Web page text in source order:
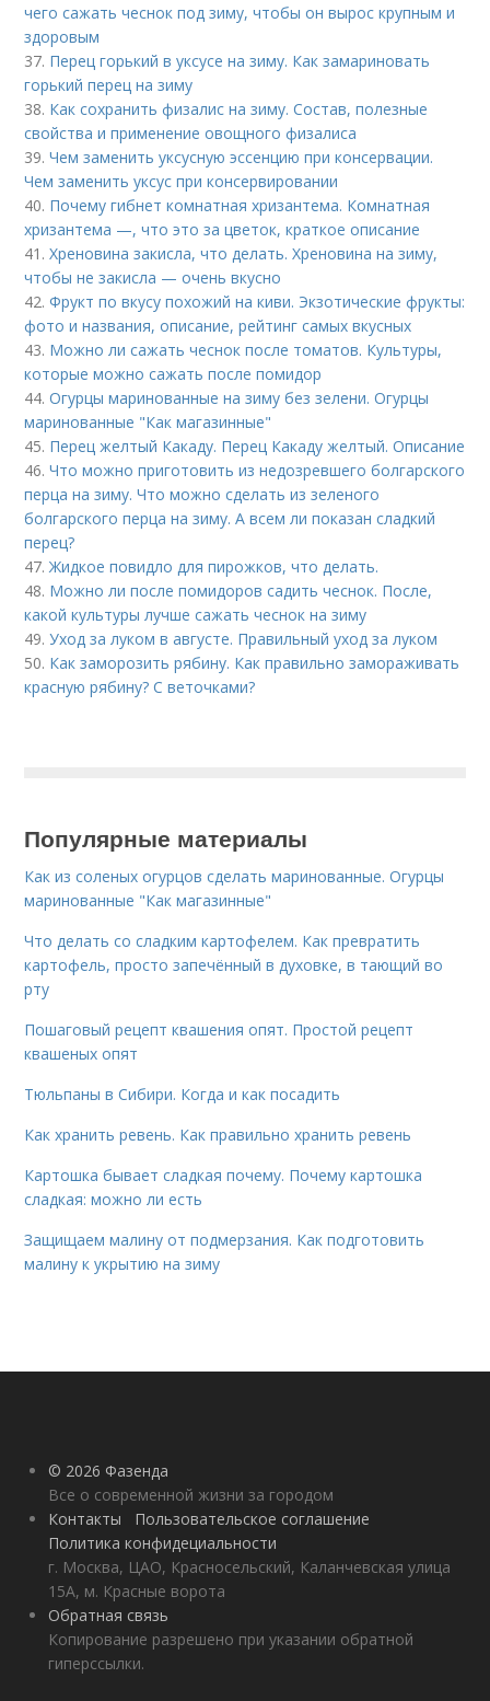
чего сажать чеснок под зиму, чтобы он вырос крупным и
здоровым
37. Перец горький в уксусе на зиму. Как замариновать
горький перец на зиму
38. Как сохранить физалис на зиму. Состав, полезные
свойства и применение овощного физалиса
39.Чем заменить уксусную эссенцию при консервации.
Чем заменить уксус при консервировании
40. Почему гибнет комнатная хризантема. Комнатная
хризантема —, что это за цветок, краткое описание
41.Хреновина закисла, что делать. Хреновина на зиму,
чтобы не закисла — очень вкусно
42.Фрукт по вкусу похожий на киви. Экзотические фрукты:
фото и названия, описание, рейтинг самых вкусных
43. Можно ли сажать чеснок после томатов. Культуры,
которые можно сажать после помидор
44.Огурцы маринованные на зиму без зелени. Огурцы
маринованные "Как магазинные"
45. Перец желтый Какаду. Перец Какаду желтый. Описание
46.Что можно приготовить из недозревшего болгарского
перца на зиму. Что можно сделать из зеленого
болгарского перца на зиму. А всем ли показан сладкий
перец?
47.Жидкое повидло для пирожков, что делать.
48. Можно ли после помидоров садить чеснок. После,
какой культуры лучше сажать чеснок на зиму
49.Уход за луком в августе. Правильный уход за луком
50. Как заморозить рябину. Как правильно замораживать
красную рябину? С веточками?
Популярные материалы
Как из соленых огурцов сделать маринованные. Огурцы
маринованные "Как магазинные"
Что делать со сладким картофелем. Как превратить
картофель, просто запечённый в духовке, в тающий во
рту
Пошаговый рецепт квашения опят. Простой рецепт
квашеных опят
Тюльпаны в Сибири. Когда и как посадить
Как хранить ревень. Как правильно хранить ревень
Картошка бывает сладкая почему. Почему картошка
сладкая: можно ли есть
Защищаем малину от подмерзания. Как подготовить
малину к укрытию на зиму
© 2026 Фазенда
Все о современной жизни за городом
Контакты
Пользовательское соглашение
Политика конфидециальности
г. Москва, ЦАО, Красносельский, Каланчевская улица
15А, м. Красные ворота
Обратная связь
Копирование разрешено при указании обратной
гиперссылки.